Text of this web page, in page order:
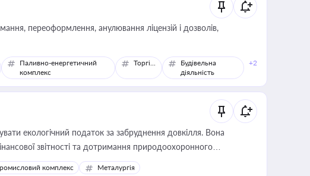
переоформлення, анулювання ліцензій і дозволів,
Паливно-енергетичний
комплекс
Торгівля
Будівельна
діяльність
+2
екологічний податок за забруднення довкілля. Вона
звітності та дотримання природоохоронного
комплекс Металургія